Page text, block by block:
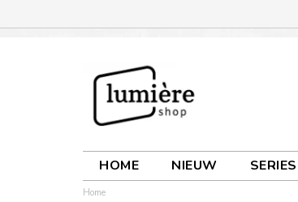
HOME NIEUW SERIES
Home